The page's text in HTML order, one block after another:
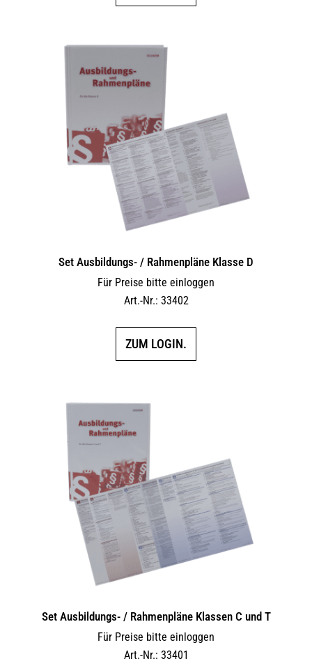
Set Ausbildungs- / Rahmenpläne Klasse D
Für Preise bitte einloggen
Art.-Nr.: 33402
ZUM LOGIN.
Set Ausbildungs- / Rahmenpläne Klassen C und T
Für Preise bitte einloggen
Art.-Nr.: 33401